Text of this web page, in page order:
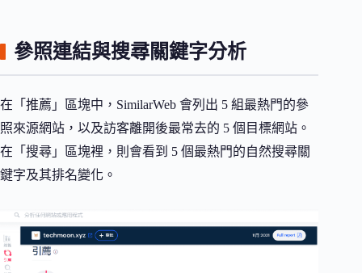
參照連結與搜尋關鍵字分析
在「推薦」區塊中，SimilarWeb 會列出 5 組最熱門的參
照來源網站，以及訪客離開後最常去的 5 個目標網站。
在「搜尋」區塊裡，則會看到 5 個最熱門的自然搜尋關
鍵字及其排名變化。